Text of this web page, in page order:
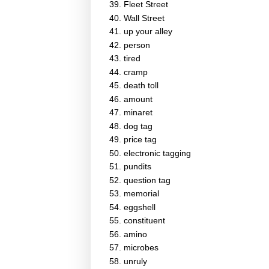
Fleet Street
Wall Street
up your alley
person
tired
cramp
death toll
amount
minaret
dog tag
price tag
electronic tagging
pundits
question tag
memorial
eggshell
constituent
amino
microbes
unruly